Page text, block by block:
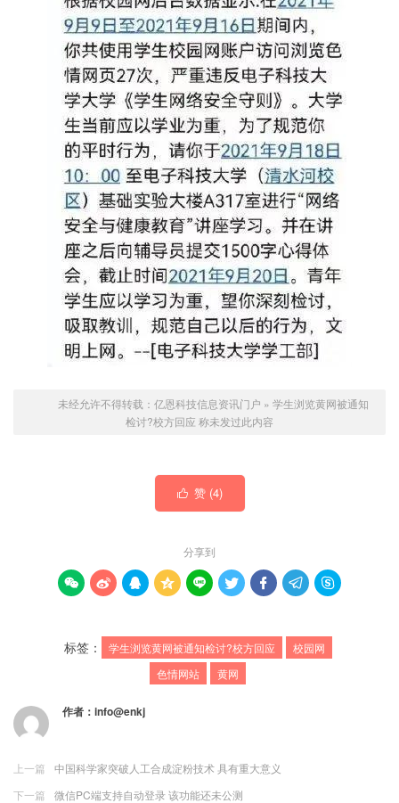
未经允许不得转载： 亿恩科技信息资讯门户 » 学生浏览黄网被通知
检讨?校方回应 称未发过此内容
 赞 (4)
分享到
        
标签： 学生浏览黄网被通知检讨?校方回应
校园网
色情网站
黄网
作者： info@enkj
上一篇
中国科学家突破人工合成淀粉技术 具有重大意义
下一篇
微信PC端支持自动登录 该功能还未公测